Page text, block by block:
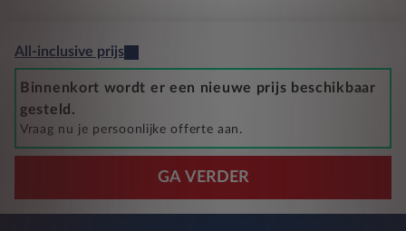
All-inclusive prijs
Binnenkort wordt er een nieuwe prijs beschikbaar
gesteld.
Vraag nu je persoonlijke offerte aan.
GA VERDER